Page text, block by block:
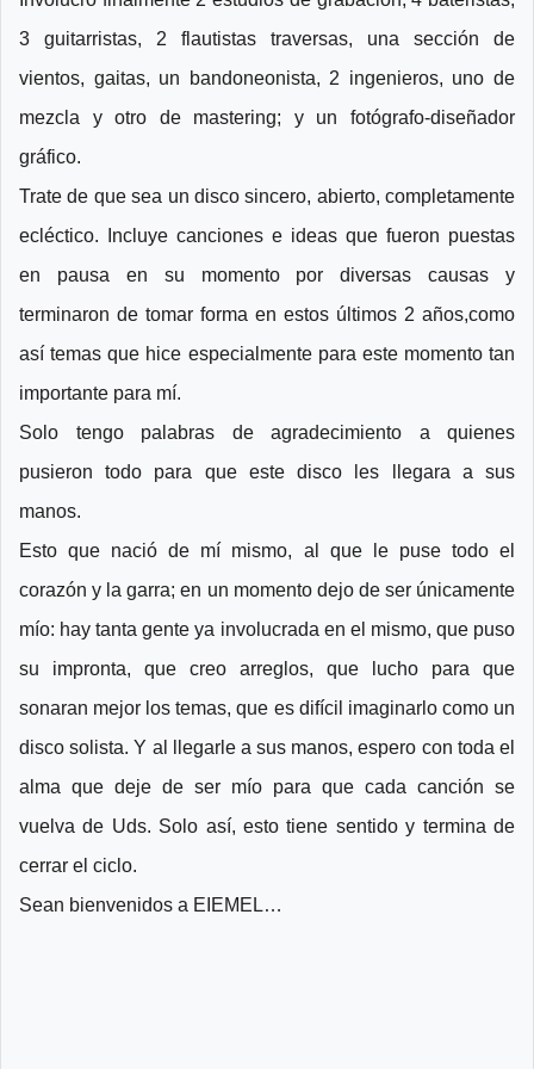
3 guitarristas, 2 flautistas traversas, una sección de
vientos, gaitas, un bandoneonista, 2 ingenieros, uno de
mezcla y otro de mastering; y un fotógrafo-diseñador
gráfico.
Trate de que sea un disco sincero, abierto, completamente
ecléctico. Incluye canciones e ideas que fueron puestas
en pausa en su momento por diversas causas y
terminaron de tomar forma en estos últimos 2 años,como
así temas que hice especialmente para este momento tan
importante para mí.
Solo tengo palabras de agradecimiento a quienes
pusieron todo para que este disco les llegara a sus
manos.
Esto que nació de mí mismo, al que le puse todo el
corazón y la garra; en un momento dejo de ser únicamente
mío: hay tanta gente ya involucrada en el mismo, que puso
su impronta, que creo arreglos, que lucho para que
sonaran mejor los temas, que es difícil imaginarlo como un
disco solista. Y al llegarle a sus manos, espero con toda el
alma que deje de ser mío para que cada canción se
vuelva de Uds. Solo así, esto tiene sentido y termina de
cerrar el ciclo.
Sean bienvenidos a EIEMEL…